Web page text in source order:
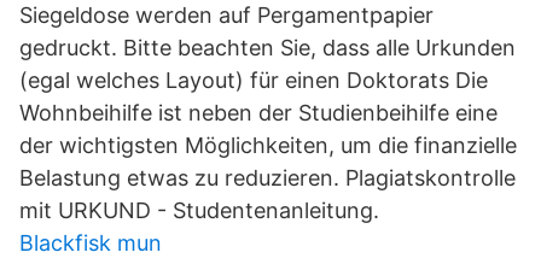
Siegeldose werden auf Pergamentpapier
gedruckt. Bitte beachten Sie, dass alle Urkunden
(egal welches Layout) für einen Doktorats Die
Wohnbeihilfe ist neben der Studienbeihilfe eine
der wichtigsten Möglichkeiten, um die finanzielle
Belastung etwas zu reduzieren. Plagiatskontrolle
mit URKUND - Studentenanleitung.
Blackfisk mun